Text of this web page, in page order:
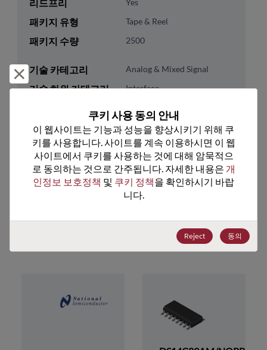
리드프리 Yes
패키지 유형 Tape & Reel
패키지 수량 2500
기술 카테고리 Analog & Mixed Signal
기술 하위 카테고리 Interface
미국 HTS 코드 8542.39.0090
ECCN EAR99
추천 대체 제품
거부 및 닫기
쿠키 사용 동의 안내
이 웹사이트는 기능과 성능을 향상시키기 위해 쿠
키를 사용합니다. 사이트를 계속 이용하시면 이 웹
사이트에서 쿠키를 사용하는 것에 대해 암묵적으
로 동의하는 것으로 간주됩니다. 자세한 내용은 개
인정보 보호정책 및 쿠키 정책을 확인하시기 바랍
니다.
Reject 동의